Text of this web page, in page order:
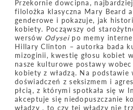
Przekornie dowcipna,
filolożka klasyczna Mary Beard
genderowe i pokazuje, jak
kobiety. Począwszy od
wersów Odyseipo memy
Hillary Clinton – autorka bada
mizoginii, kwestię głosu kobiet
nasze kulturowe postawy wobec
kobiety z władzą. Na podstawie
doświadczeń z seksizmem i
płcią, z którymi spotkała się w
akceptuje się niedopuszczanie
władzy , to czy tej władzy nie